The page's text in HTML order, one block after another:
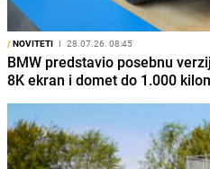
/NOVITETI I 28.07.26. 08:45
BMW predstavio posebnu
8K ekran i domet do 1.000